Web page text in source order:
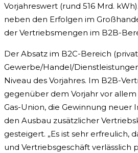
Vorjahreswert (rund 516 Mrd.
neben den Erfolgen im
der Vertriebsmengen im B2B-
Der Absatz im B2C-Bereich
Gewerbe/Handel/
Niveau des Vorjahres. Im B2B-
gegenüber dem Vorjahr vor
Gas-Union, die Gewinnung neuer
den Ausbau zusätzlicher
gesteigert. „Es ist sehr erfreulich,
und Vertriebsgeschäft verlässlich